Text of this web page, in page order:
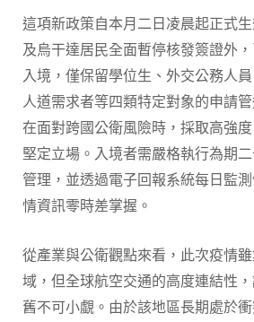
這項新政策自本月二日凌晨起正式
及烏干達居民全面暫停核發簽證外
入境，僅保留學位生、外交公務人
人道需求者等四類特定對象的申請
在面對跨國公衛風險時，採取高強
堅定立場。入境者需嚴格執行為期
管理，並透過電子回報系統每日監
情資訊零時差掌握。
從產業與公衛觀點來看，此次疫情
域，但全球航空交通的高度連結性
舊不可小覷。由於該地區長期處於